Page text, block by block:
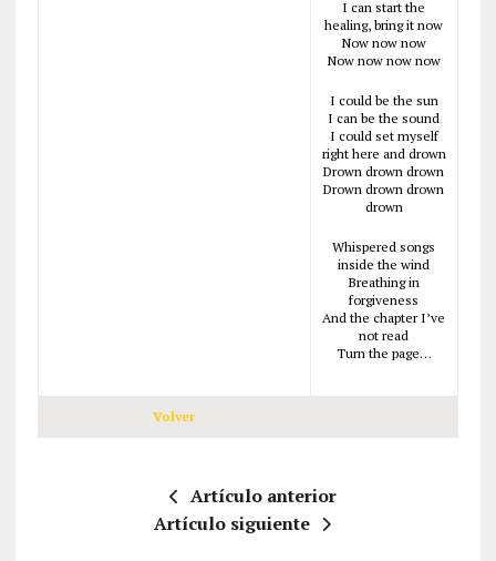
I can start the
healing, bring it now
Now now now
Now now now now
I could be the sun
I can be the sound
I could set myself
right here and drown
Drown drown drown
Drown drown drown
drown
Whispered songs
inside the wind
Breathing in
forgiveness
And the chapter I’ve
not read
Turn the page…
Volver
Artículo anterior
Artículo siguiente